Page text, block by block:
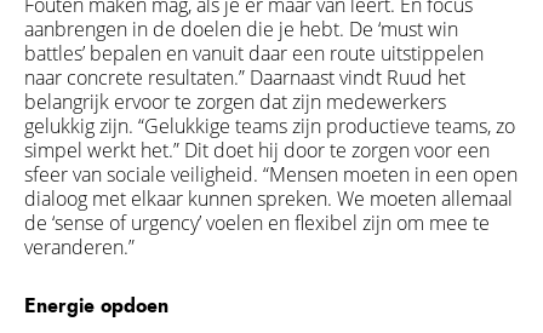
aanbrengen in de doelen die je hebt. De ‘must win
battles’ bepalen en vanuit daar een route uitstippelen
naar concrete resultaten.” Daarnaast vindt Ruud het
belangrijk ervoor te zorgen dat zijn medewerkers
gelukkig zijn. “Gelukkige teams zijn productieve teams, zo
simpel werkt het.” Dit doet hij door te zorgen voor een
sfeer van sociale veiligheid. “Mensen moeten in een open
dialoog met elkaar kunnen spreken. We moeten allemaal
de ‘sense of urgency’ voelen en flexibel zijn om mee te
veranderen.”
Energie opdoen